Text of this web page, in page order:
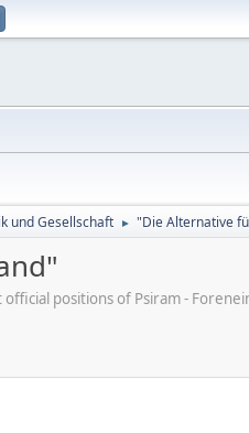
und Gesellschaft ► "Die Alternative
positions of Psiram -